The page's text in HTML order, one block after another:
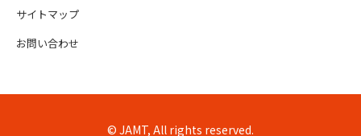
サイトマップ
お問い合わせ
© JAMT, All rights reserved.